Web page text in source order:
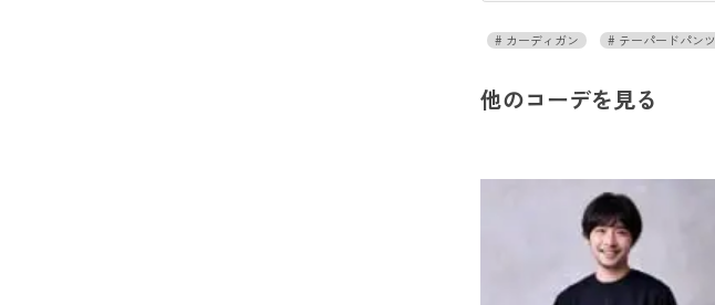
カーディガン テーパードパンツ
他のコーデを見る